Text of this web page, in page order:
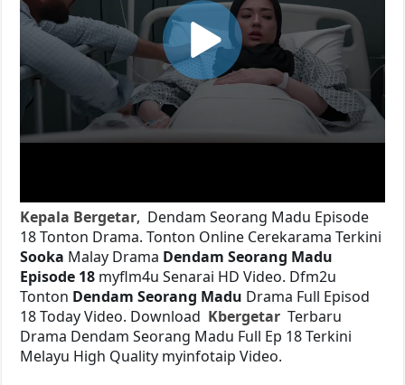
Kepala Bergetar, Dendam Seorang Madu Episode
18 Tonton Drama. Tonton Online Cerekarama Terkini
Sooka Malay Drama Dendam Seorang Madu
Episode 18 myflm4u Senarai HD Video. Dfm2u
Tonton Dendam Seorang Madu Drama Full Episod
18 Today Video. Download KbergetarTerbaru
Drama Dendam Seorang Madu Full Ep 18 Terkini
Melayu High Quality myinfotaip Video.